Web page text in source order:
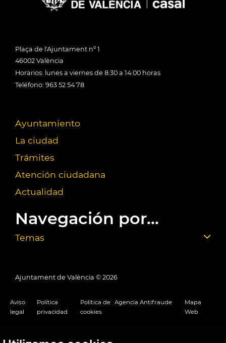
Plaça de l'Ajuntament nº 1
46002 València
Horarios: lunes a viernes de 8:30 a 14:00 horas
Teléfono: 963 52 54 78
Ayuntamiento
La ciudad
Trámites
Atención ciudadana
Actualidad
Navegación por...
Temas
Ajuntament de València © 2026
Aviso
legal
Política
privacidad
Política de
cookies
Agencia Antifraude
Mapa
Web